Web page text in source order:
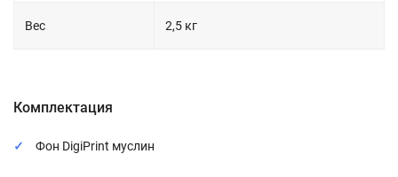
Вес 2,5 кг
Комплектация
Фон DigiPrint муслин